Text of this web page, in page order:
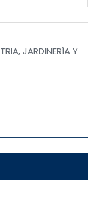
JARDINERÍA Y